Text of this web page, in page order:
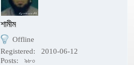
শামীম
Offline
Registered:
2010-06-12
Posts:
৯৮০